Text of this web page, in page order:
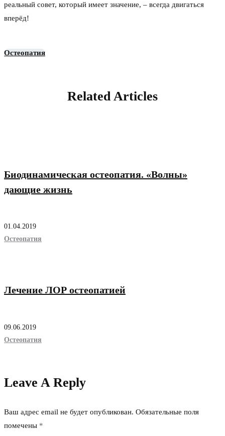
реальный совет, который имеет значение, – всегда двигаться
вперёд!
Остеопатия
Related Articles
Биодинамическая остеопатия. «Волны»
дающие жизнь
01.04.2019
Остеопатия
Лечение ЛОР остеопатией
09.06.2019
Остеопатия
Leave A Reply
Ваш адрес email не будет опубликован. Обязательные поля
помечены *